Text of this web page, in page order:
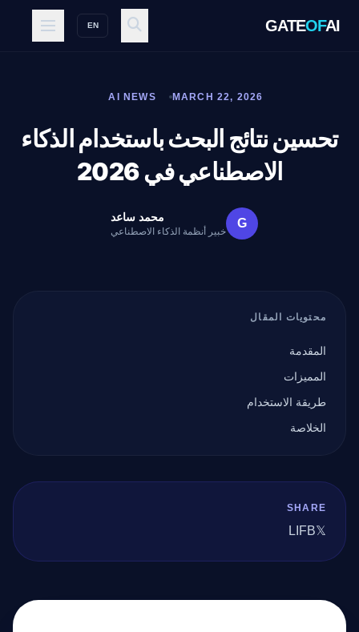
GATEOFAI
EN
MARCH 22, 2026
AI NEWS
تحسين نتائج البحث باستخدام الذكاء
الاصطناعي في 2026
G محمد ساعد
خبير أنظمة الذكاء الاصطناعي
محتويات المقال
المقدمة
المميزات
طريقة الاستخدام
الخلاصة
SHARE
𝕏
FB
LI